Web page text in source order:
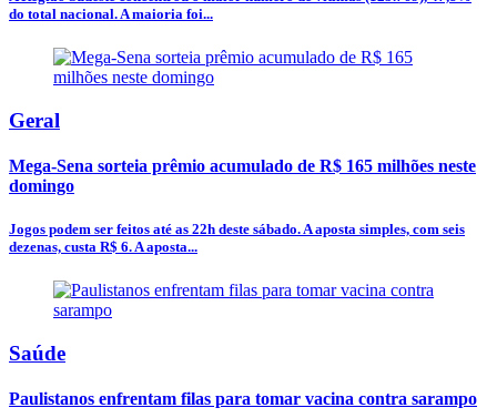
do total nacional. A maioria foi...
Geral
Mega-Sena sorteia prêmio acumulado de R$ 165 milhões neste
domingo
Jogos podem ser feitos até as 22h deste sábado. A aposta simples, com seis
dezenas, custa R$ 6. A aposta...
Saúde
Paulistanos enfrentam filas para tomar vacina contra sarampo